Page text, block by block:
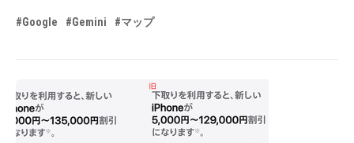
#Google #Gemini #マップ